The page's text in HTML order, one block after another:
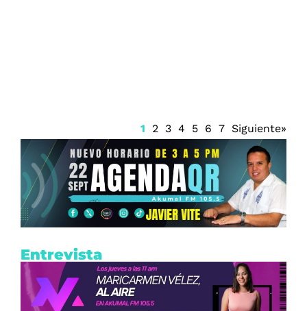
1 2 3 4 5 6 7 Siguiente»
Entrevista